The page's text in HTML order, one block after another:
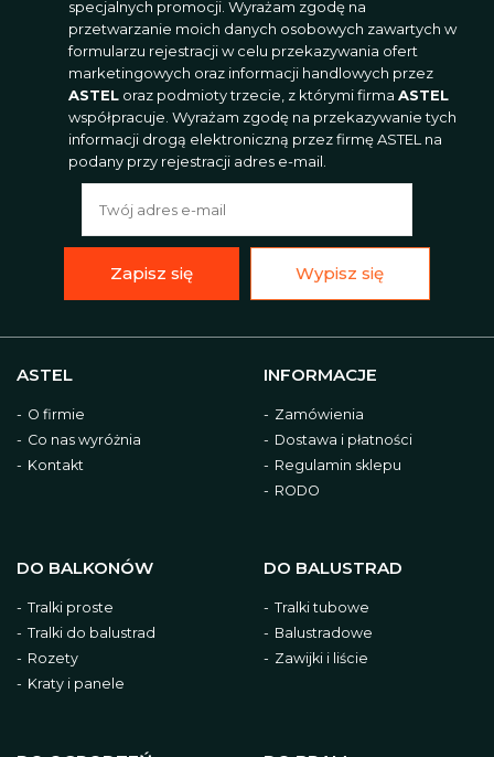
ASTEL
O firmie
Co nas wyróżnia
Kontakt
INFORMACJE
Zamówienia
Dostawa i płatności
Regulamin sklepu
RODO
DO BALKONÓW
Tralki proste
Tralki do balustrad
Rozety
Kraty i panele
DO BALUSTRAD
Tralki tubowe
Balustradowe
Zawijki i liście
specjalnych promocji. Wyrażam zgodę na
przetwarzanie moich danych osobowych zawartych w
formularzu rejestracji w celu przekazywania ofert
marketingowych oraz informacji handlowych przez
ASTEL oraz podmioty trzecie, z którymi firma ASTEL
współpracuje. Wyrażam zgodę na przekazywanie tych
informacji drogą elektroniczną przez firmę ASTEL na
podany przy rejestracji adres e-mail.
Zapisz się Wypisz się